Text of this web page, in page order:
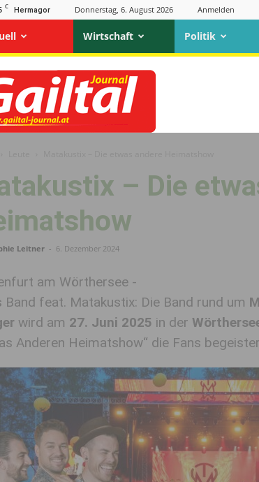
C Hermagor Donnerstag, 6. August 2026 Anmelden
Wirtschaft Politik
– Die
Leitner - 6. Dezember 2024
am Wörthersee -
Band feat. Matakustix: Die Band rund um
wird am 27. Juni 2025 in der
Anderen Heimatshow“ die Fans